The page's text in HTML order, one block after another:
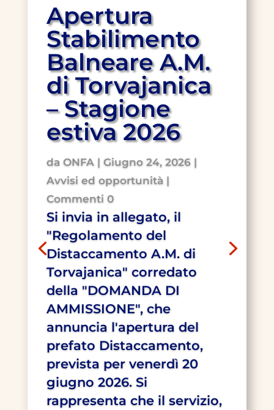
Apertura
Stabilimento
Balneare A.M.
di Torvajanica
– Stagione
estiva 2026
da ONFA| Giugno 24, 2026|
Avvisi ed opportunità|
Commenti 0
Si invia in allegato, il
"Regolamento del
Distaccamento A.M. di
Torvajanica" corredato
della "DOMANDA DI
AMMISSIONE", che
annuncia l'apertura del
prefato Distaccamento,
prevista per venerdì 20
giugno 2026. Si
rappresenta che il servizio,